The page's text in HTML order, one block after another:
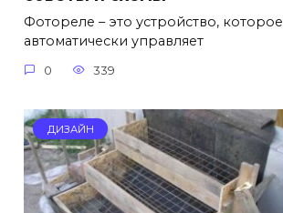
Фотореле – это устройство, которое
автоматически управляет
0 339
ДИЗАЙН